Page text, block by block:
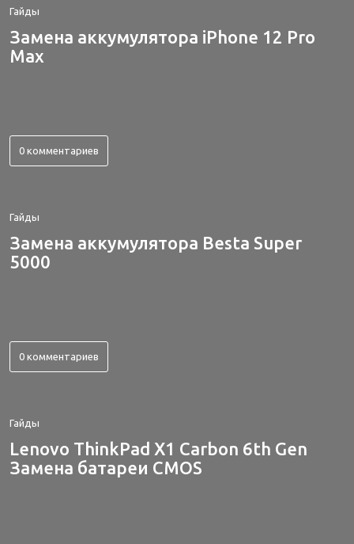
Гайды
Замена аккумулятора iPhone 12 Pro
Max
0 комментариев
Гайды
Замена аккумулятора Besta Super
5000
0 комментариев
Гайды
Lenovo ThinkPad X1 Carbon 6th Gen
Замена батареи CMOS